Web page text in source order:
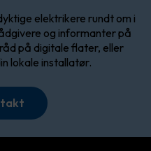
elektrikere rundt om i
og informanter på
på digitale flater, eller
lokale installatør.